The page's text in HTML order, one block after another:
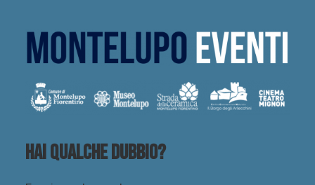
Hai qualche dubbio?